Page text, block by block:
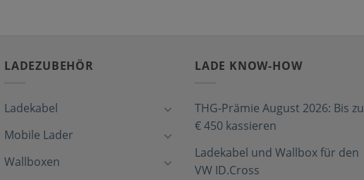
LADEZUBEHÖR
Ladekabel
Mobile Lader
Wallboxen
LADE KNOW-HOW
THG-Prämie August 2026: Bis zu
€ 450 kassieren
Ladekabel und Wallbox für den
VW ID.Cross